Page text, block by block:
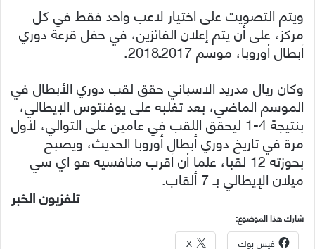
ويتم التصويت على اختيار لاعب واحد فقط في كل
مركز، على أن يتم إعلان الفائزين، في حفل قرعة دوري
أبطال أوروبا، موسم 2017ـ2018.
وكان ريال مدريد الاسباني حقق لقب دوري الأبطال في
الموسم الماضي، بعد تغلبه على يوفنتوس الإيطالي،
بنتيجة 4-1 ليحقق اللقب في عامين على التوالي، لأول
مرة في تاريخ دوري أبطال أوروبا الحديث، ويصبح
بحوزته 12 لقبا، علما أن أقرب منافسيه هو اي سي
ميلان الإيطالي بـ 7 ألقاب.
تلفزيون الخبر
شارك هذا الموضوع:
فيس بوك X